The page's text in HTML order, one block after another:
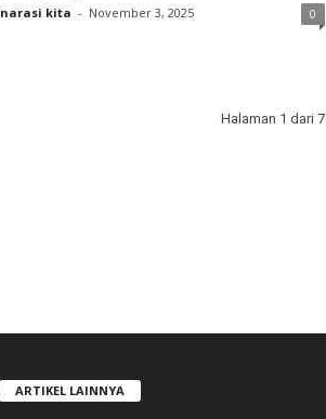
narasi kita - November 3, 2025 0
Halaman 1 dari 7
ARTIKEL LAINNYA